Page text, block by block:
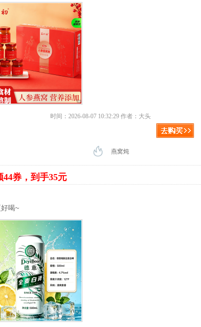
时间：2026-08-07 10:32:29 作者：大头
燕窝炖
44券，到手35元
喝~